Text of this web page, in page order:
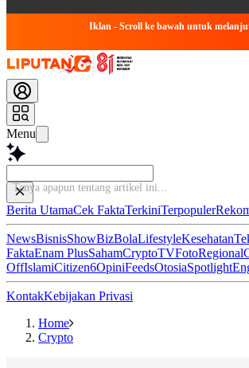
Iklan - Scroll ke bawah untuk
Menu
Berita UtamaCek FaktaTerkiniTerpopuler
NewsBisnisShowBizBolaLifestyleKesehatan
FaktaEnam PlusSahamCryptoTVFotoRegional
OffIslamiCitizen6OpiniFeedsOtosiaSpotlight
KontakKebijakan Privasi
Home
Crypto